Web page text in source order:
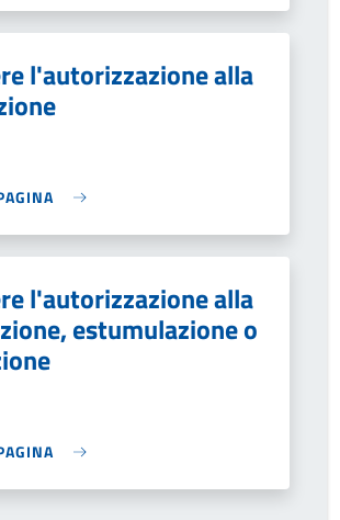
l'autorizzazione alla
l'autorizzazione alla
estumulazione o